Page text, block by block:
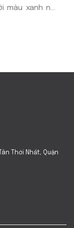
màu xanh này
Sapphire
duyệt của
thư thái, yên
Thới Nhất, Quận